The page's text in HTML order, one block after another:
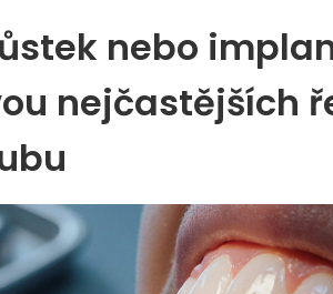
nebo
nejčastějších